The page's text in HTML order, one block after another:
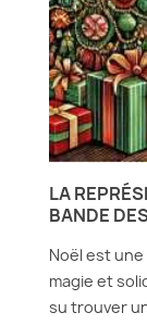
LA
BANDE
Noël est
magie et
su trouver